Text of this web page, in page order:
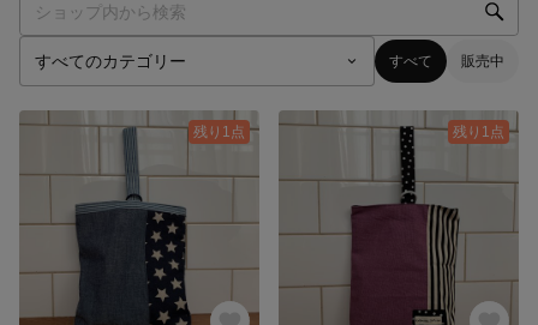
すべて 販売中
残り1点 残り1点